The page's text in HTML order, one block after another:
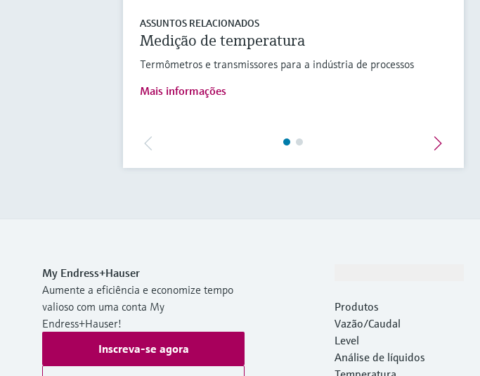
ASSUNTOS RELACIONADOS
Medição de temperatura
Termômetros e transmissores para a indústria de processos
Mais informações
My Endress+Hauser
Aumente a eficiência e economize tempo
valioso com uma conta My
Endress+Hauser!
Inscreva-se agora
Produtos
Vazão/Caudal
Level
Análise de líquidos